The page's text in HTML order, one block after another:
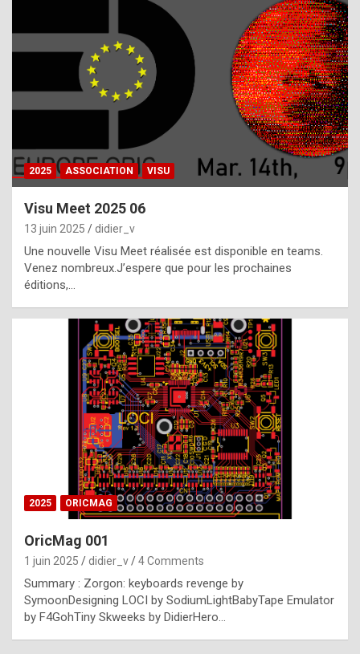
h
a
t
t
e
b
e
s
t
p
h
o
n
y
l
e
x
2025 ASSOCIATION VISU
Visu Meet 2025 06
13 juin 2025 didier_v
Une nouvelle Visu Meet réalisée est disponible en teams.
Venez nombreux.J’espere que pour les prochaines
éditions,…
2025 ORICMAG
OricMag 001
1 juin 2025 didier_v 4 Comments
Summary : Zorgon: keyboards revenge by
SymoonDesigning LOCI by SodiumLightBabyTape Emulator
by F4GohTiny Skweeks by DidierHero…